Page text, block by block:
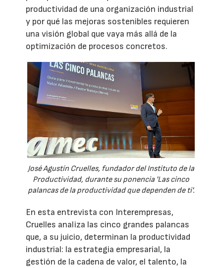
productividad de una organización industrial
y por qué las mejoras sostenibles requieren
una visión global que vaya más allá de la
optimización de procesos concretos.
José Agustín Cruelles, fundador del Instituto de la
Productividad, durante su ponencia 'Las cinco
palancas de la productividad que dependen de ti'.
En esta entrevista con Interempresas,
Cruelles analiza las cinco grandes palancas
que, a su juicio, determinan la productividad
industrial: la estrategia empresarial, la
gestión de la cadena de valor, el talento, la